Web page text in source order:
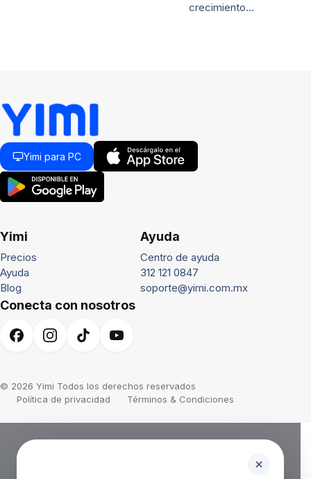
crecimiento…
Yimi para PC
Yimi
Precios
Ayuda
Blog
Ayuda
Centro de ayuda
312 121 0847
soporte@yimi.com.mx
Conecta con nosotros
© 2026 Yimi Todos los derechos reservados
Política de privacidad
Términos & Condiciones